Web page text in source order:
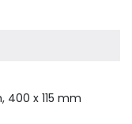
400 x 115 mm